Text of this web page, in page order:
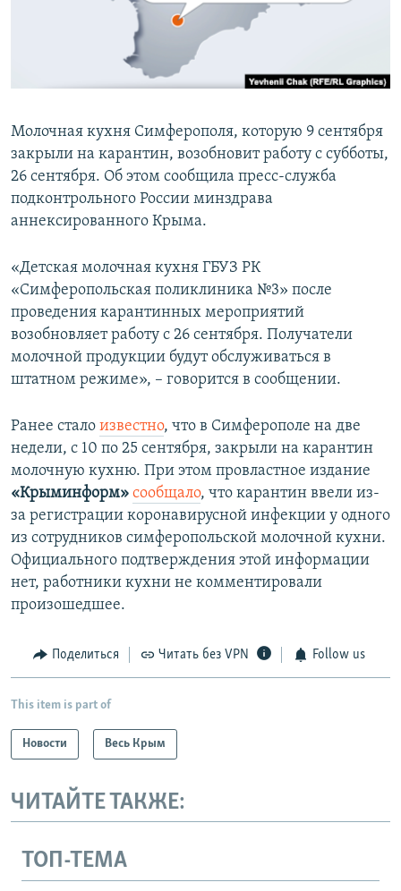
ПОБЕДИТЕЛЕЙ НЕ СУДЯТ?
КРЫМ.НЕПОКОРЕННЫЙ
Все сайты RFE/RL
Молочная кухня Симферополя, которую 9 сентября
закрыли на карантин, возобновит работу с субботы,
26 сентября. Об этом сообщила пресс-служба
подконтрольного России минздрава
аннексированного Крыма.
«Детская молочная кухня ГБУЗ РК
«Симферопольская поликлиника №3» после
проведения карантинных мероприятий
возобновляет работу с 26 сентября. Получатели
молочной продукции будут обслуживаться в
штатном режиме», – говорится в сообщении.
Ранее стало известно, что в Симферополе на две
недели, с 10 по 25 сентября, закрыли на карантин
молочную кухню. При этом провластное издание
«Крыминформ» сообщало, что карантин ввели из-
за регистрации коронавирусной инфекции у одного
из сотрудников симферопольской молочной кухни.
Официального подтверждения этой информации
нет, работники кухни не комментировали
произошедшее.
Поделиться Читать без VPN Follow us
This item is part of
Новости Весь Крым
ЧИТАЙТЕ ТАКЖЕ:
ТОП-ТЕМА